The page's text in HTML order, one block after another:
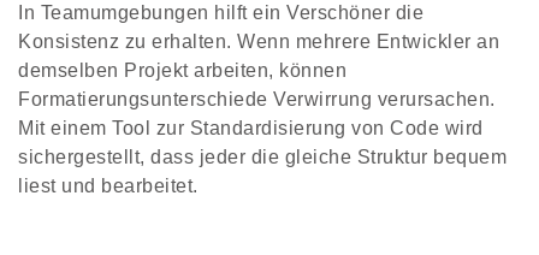
In Teamumgebungen hilft ein Verschöner die
Konsistenz zu erhalten. Wenn mehrere Entwickler an
demselben Projekt arbeiten, können
Formatierungsunterschiede Verwirrung verursachen.
Mit einem Tool zur Standardisierung von Code wird
sichergestellt, dass jeder die gleiche Struktur bequem
liest und bearbeitet.